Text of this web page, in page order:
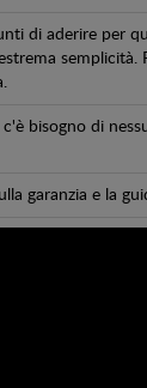
di aderire per
semplicità.
bisogno di
garanzia e la